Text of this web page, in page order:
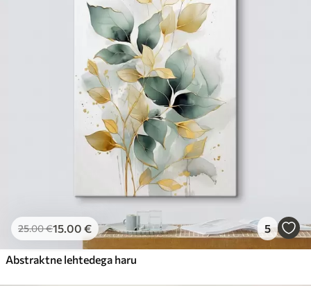
25.00€15.00 € 5
Abstraktne lehtedega haru